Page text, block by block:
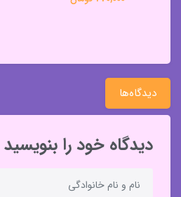
دیدگاه‌ها
دیدگاه خود را بنویسید